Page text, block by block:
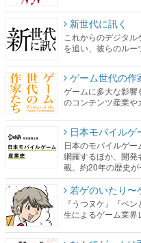
新世代に訊く
これからのデジタ
を追い、彼らのルー
ゲーム世代の作
ゲームに多大な影
のコンテンツ産業や
日本モバイルゲ
日本のモバイルゲ
網羅するほか、開
載。約20年の歴史が
若ゲのいたり〜
『うつヌケ』『ペ
生によるゲーム業界